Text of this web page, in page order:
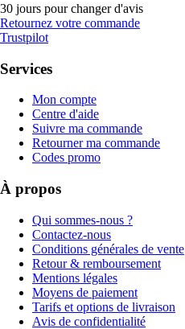
30 jours pour changer d'avis
Retournez votre commande
Trustpilot
Services
Mon compte
Centre d'aide
Suivre ma commande
Retourner ma commande
Codes promo
À propos
Qui sommes-nous ?
Contactez-nous
Conditions générales de vente
Retour & remboursement
Mentions légales
Moyens de paiement
Tarifs et options de livraison
Avis de confidentialité